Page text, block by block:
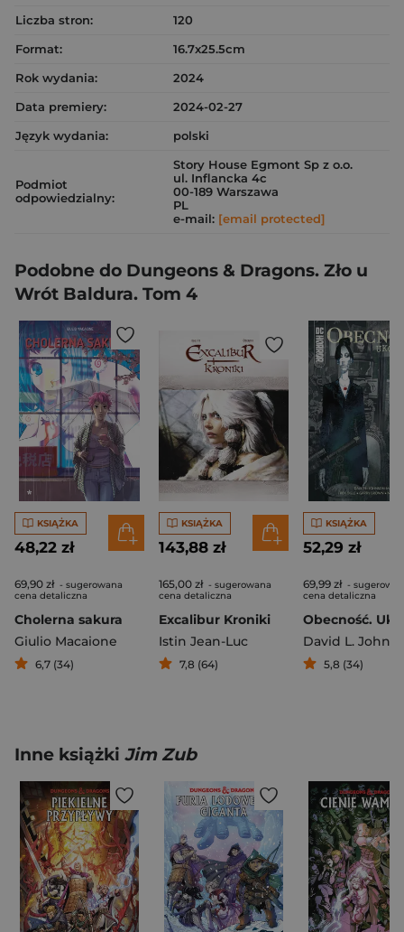
Liczba stron:
120
Format:
16.7x25.5cm
Rok wydania:
2024
Data premiery:
2024-02-27
Język wydania:
polski
Podmiot
odpowiedzialny:
Story House Egmont Sp z o.o.
ul. Inflancka 4c
00-189 Warszawa
PL
e-mail: [email protected]
Podobne do Dungeons & Dragons. Zło u
Wrót Baldura. Tom 4
KSIĄŻKA
48,22 zł
69,90 zł - sugerowana
cena detaliczna
Cholerna sakura
Giulio Macaione
6,7 (34)
KSIĄŻKA
143,88 zł
165,00 zł - sugerowana
cena detaliczna
Excalibur Kroniki
Istin Jean-Luc
7,8 (64)
KSIĄŻKA
52,29 zł
69,99 zł -
cena detaliczna
5,8 (34)
Inne książki Jim Zub